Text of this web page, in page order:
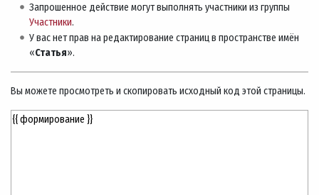
Запрошенное действие могут выполнять участники из группы
Участники.
У вас нет прав на редактирование страниц в пространстве имён
«Статья».
Вы можете просмотреть и скопировать исходный код этой страницы.